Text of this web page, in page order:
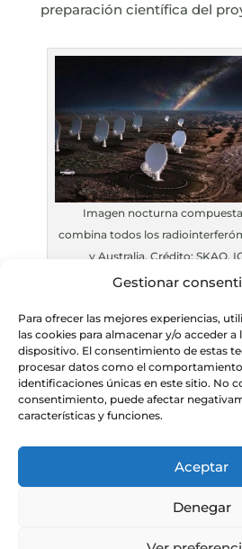
Gestionar
Para ofrecer las mejores experiencias,
las cookies para almacenar y/o acceder
dispositivo. El consentimiento de estas
procesar datos como el
identificaciones únicas en este sitio. No
consentimiento, puede afectar
características y funciones.
Aceptar
Denegar
preparación científica del
Imagen nocturna
combina todos los
y Australia. Crédito: SKAO,